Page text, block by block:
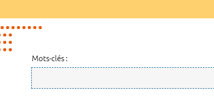
Mots-clés :